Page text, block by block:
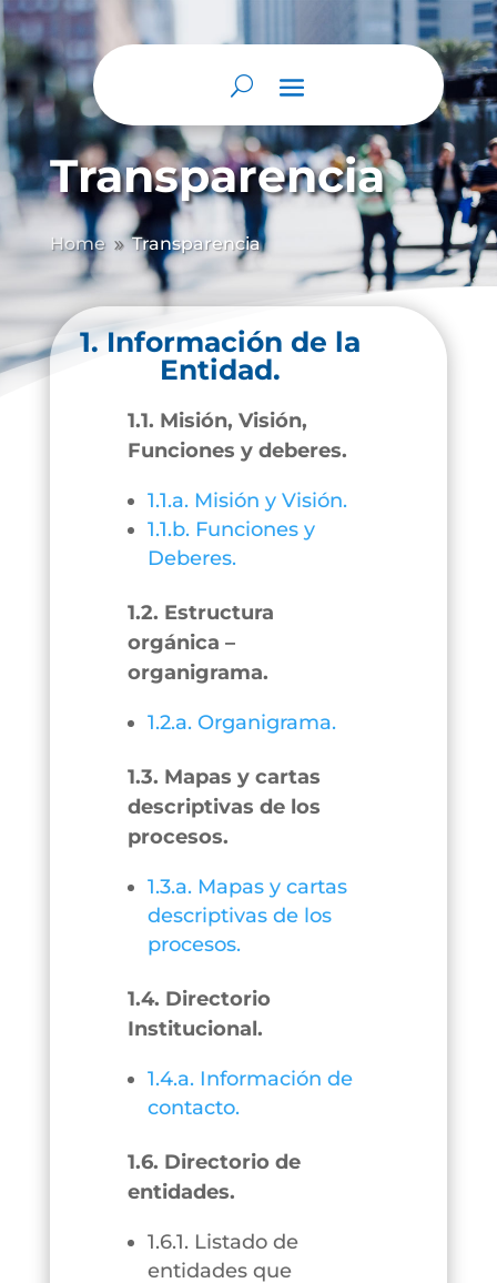
Transparencia
Home 9 Transparencia
1. Información de la
Entidad.
1.1. Misión, Visión,
Funciones y deberes.
1.1.a. Misión y Visión.
1.1.b. Funciones y
Deberes.
1.2. Estructura
orgánica –
organigrama.
1.2.a. Organigrama.
1.3. Mapas y cartas
descriptivas de los
procesos.
1.3.a. Mapas y cartas
descriptivas de los
procesos.
1.4. Directorio
Institucional.
1.4.a. Información de
contacto.
1.6. Directorio de
entidades.
1.6.1. Listado de
entidades que